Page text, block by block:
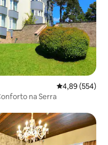
4,89 de uma
4,89 (554)
na Serra